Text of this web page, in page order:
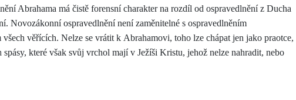
Abrahama má čistě forensní charakter na rozdíl od ospravedlnění z Ducha
Novozákonní ospravedlnění není zaměnitelné s ospravedlněním
věřících. Nelze se vrátit k Abrahamovi, toho lze chápat jen jako praotce,
které však svůj vrchol mají v Ježíši Kristu, jehož nelze nahradit, nebo